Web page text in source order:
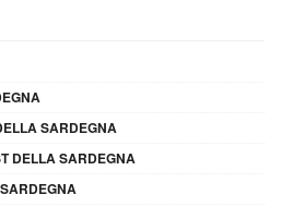
SARDEGNA
DELLA SARDEGNA